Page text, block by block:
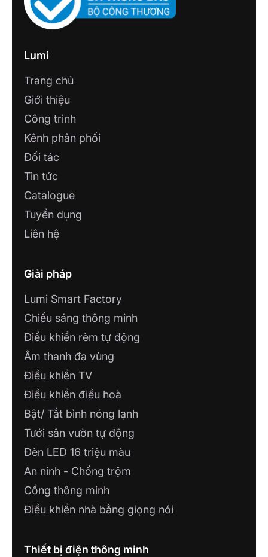
Lumi
Trang chủ
Giới thiệu
Công trình
Kênh phân phối
Đối tác
Tin tức
Catalogue
Tuyển dụng
Liên hệ
Giải pháp
Lumi Smart Factory
Chiếu sáng thông minh
Điều khiển rèm tự động
Âm thanh đa vùng
Điều khiển TV
Điều khiển điều hoà
Bật/ Tắt bình nóng lạnh
Tưới sân vườn tự động
Đèn LED 16 triệu màu
An ninh - Chống trộm
Cổng thông minh
Điều khiển nhà bằng giọng nói
Thiết bị điện thông minh